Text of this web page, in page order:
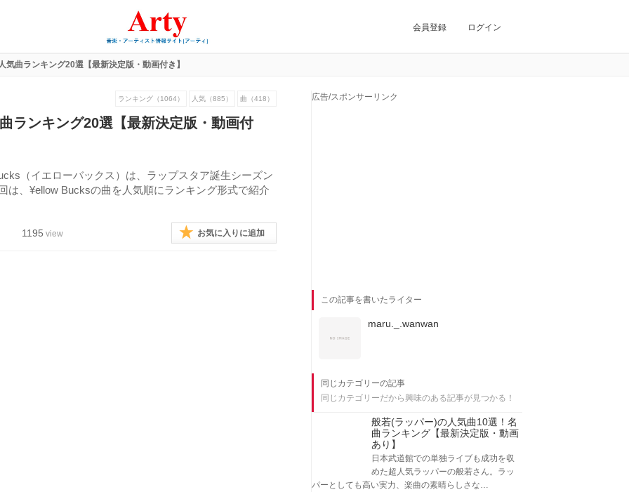
会員登録 ログイン
曲ランキング20選【最新決定版・動画付き】
ランキング（1064） 人気（885） 曲（418）
ランキング20選【最新決定版・動画付
（イエローバックス）は、ラップスタア誕生シーズン
は、¥ellow Bucksの曲を人気順にランキング形式で紹介
1195 view お気に入りに追加
広告/スポンサーリンク
この記事を書いたライター
maru._.wanwan
同じカテゴリーの記事
同じカテゴリーだから興味のある記事が見つかる！
般若(ラッパー)の人気曲10選！名
曲ランキング【最新決定版・動画
あり】
日本武道館での単独ライブも成功を収
めた超人気ラッパーの般若さん。ラッ
パーとしても高い実力、楽曲の素晴らしさな…